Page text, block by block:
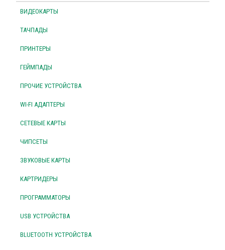
ВИДЕОКАРТЫ
ТАЧПАДЫ
ПРИНТЕРЫ
ГЕЙМПАДЫ
ПРОЧИЕ УСТРОЙСТВА
WI-FI АДАПТЕРЫ
СЕТЕВЫЕ КАРТЫ
ЧИПСЕТЫ
ЗВУКОВЫЕ КАРТЫ
КАРТРИДЕРЫ
ПРОГРАММАТОРЫ
USB УСТРОЙСТВА
BLUETOOTH УСТРОЙСТВА